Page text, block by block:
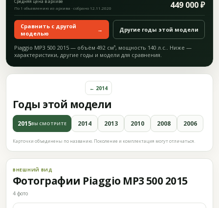
449 000 ₽
По 1 объявлению из архива · собрано 12.11.2020
Сравнить с другой
моделью
→ Другие годы этой модели
Piaggio MP3 500 2015 — объём 492 см³, мощность 140 л.с.. Ниже —
характеристики, другие годы и модели для сравнения.
Годы этой модели
← 2014
2015ВЫ СМОТРИТЕ 2014 2013 2010 2008 2006
Карточки объединены по названию. Поколение и комплектация могут отличаться.
ВНЕШНИЙ ВИД
Фотографии Piaggio MP3 500 2015
4 фото